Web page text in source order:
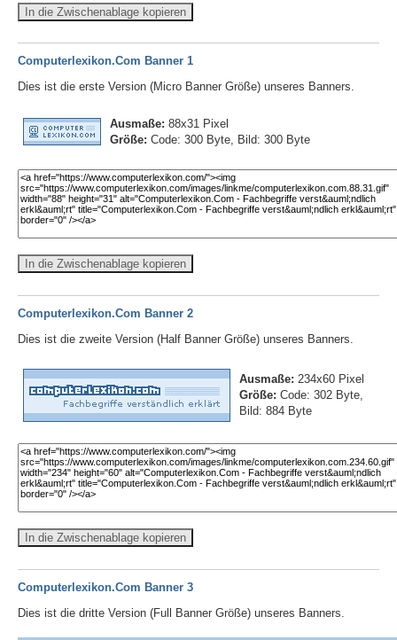
In die Zwischenablage kopieren
Computerlexikon.Com Banner 1
Dies ist die erste Version (Micro Banner Größe) unseres Banners.
Ausmaße: 88x31 Pixel
Größe: Code: 300 Byte, Bild: 300 Byte
In die Zwischenablage kopieren
Computerlexikon.Com Banner 2
Dies ist die zweite Version (Half Banner Größe) unseres Banners.
Ausmaße: 234x60 Pixel
Größe: Code: 302 Byte,
Bild: 884 Byte
In die Zwischenablage kopieren
Computerlexikon.Com Banner 3
Dies ist die dritte Version (Full Banner Größe) unseres Banners.